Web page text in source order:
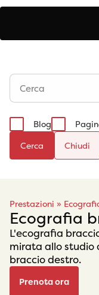
Blog
Cerca
Prestazioni »
Ecografia
L'ecografia
mirata allo studio
braccio destro.
Prenota ora